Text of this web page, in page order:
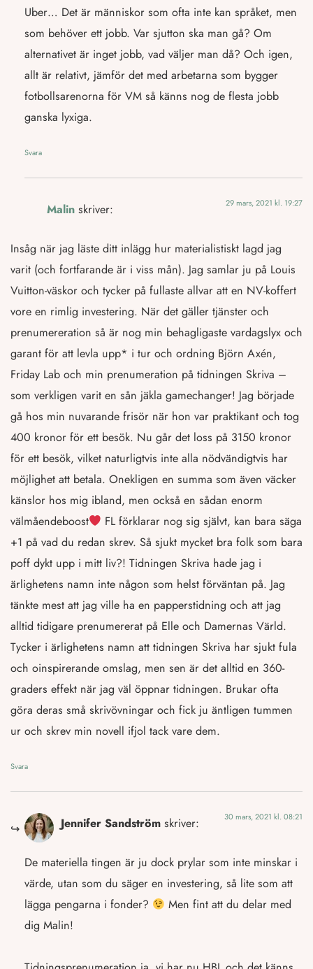
Uber… Det är människor som ofta inte kan språket, men
som behöver ett jobb. Var sjutton ska man gå? Om
alternativet är inget jobb, vad väljer man då? Och igen,
allt är relativt, jämför det med arbetarna som bygger
fotbollsarenorna för VM så känns nog de flesta jobb
ganska lyxiga.
Svara
Malin skriver: 29 mars, 2021 kl. 19:27
Insåg när jag läste ditt inlägg hur materialistiskt lagd jag
varit (och fortfarande är i viss mån). Jag samlar ju på Louis
Vuitton-väskor och tycker på fullaste allvar att en NV-koffert
vore en rimlig investering. När det gäller tjänster och
prenumereration så är nog min behagligaste vardagslyx och
garant för att levla upp* i tur och ordning Björn Axén,
Friday Lab och min prenumeration på tidningen Skriva –
som verkligen varit en sån jäkla gamechanger! Jag började
gå hos min nuvarande frisör när hon var praktikant och tog
400 kronor för ett besök. Nu går det loss på 3150 kronor
för ett besök, vilket naturligtvis inte alla nödvändigtvis har
möjlighet att betala. Onekligen en summa som även väcker
känslor hos mig ibland, men också en sådan enorm
välmåendeboost
FL förklarar nog sig självt, kan bara säga
+1 på vad du redan skrev. Så sjukt mycket bra folk som bara
poff dykt upp i mitt liv?! Tidningen Skriva hade jag i
ärlighetens namn inte någon som helst förväntan på. Jag
tänkte mest att jag ville ha en papperstidning och att jag
alltid tidigare prenumererat på Elle och Damernas Värld.
Tycker i ärlighetens namn att tidningen Skriva har sjukt fula
och oinspirerande omslag, men sen är det alltid en 360-
graders effekt när jag väl öppnar tidningen. Brukar ofta
göra deras små skrivövningar och fick ju äntligen tummen
ur och skrev min novell ifjol tack vare dem.
Svara
Jennifer Sandström skriver: 30 mars, 2021 kl. 08:21
De materiella tingen är ju dock prylar som inte minskar i
värde, utan som du säger en investering, så lite som att
lägga pengarna i fonder?
Men fint att du delar med
dig Malin!